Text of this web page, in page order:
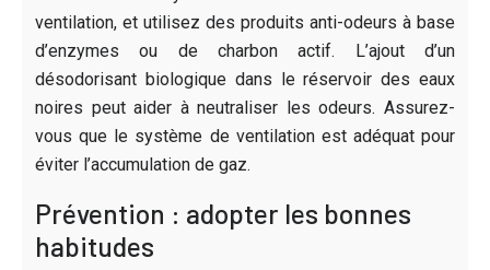
ventilation, et utilisez des produits anti-odeurs à base
d’enzymes ou de charbon actif. L’ajout d’un
désodorisant biologique dans le réservoir des eaux
noires peut aider à neutraliser les odeurs. Assurez-
vous que le système de ventilation est adéquat pour
éviter l’accumulation de gaz.
Prévention : adopter les bonnes
habitudes